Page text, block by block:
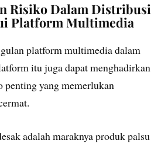
Risiko Dalam Distribusi
Platform Multimedia
platform multimedia dalam
itu juga dapat menghadirkan
penting yang memerlukan
adalah maraknya produk palsu